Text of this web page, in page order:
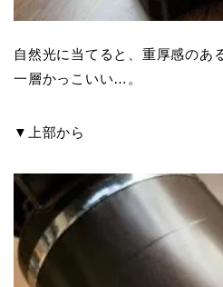
自然光に当てると、重厚感のあ
一層かっこいい…。
▼上部から